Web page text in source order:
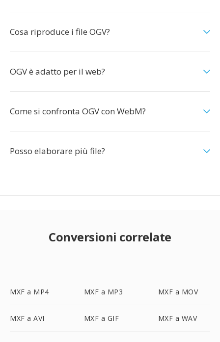
Cosa riproduce i file OGV?
OGV è adatto per il web?
Come si confronta OGV con WebM?
Posso elaborare più file?
Conversioni correlate
MXF a MP4 MXF a MP3 MXF a MOV
MXF a AVI MXF a GIF MXF a WAV